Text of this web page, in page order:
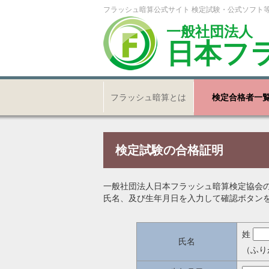
フラッシュ暗算公式サイト 検定試験・公式ソフト
一般社団法人
日本フ
フラッシュ暗算とは 検定合格者一
検定試験の合格証明
一般社団法人日本フラッシュ暗算検定協会
氏名、及び生年月日を入力して確認ボタン
氏名
姓
（ふ